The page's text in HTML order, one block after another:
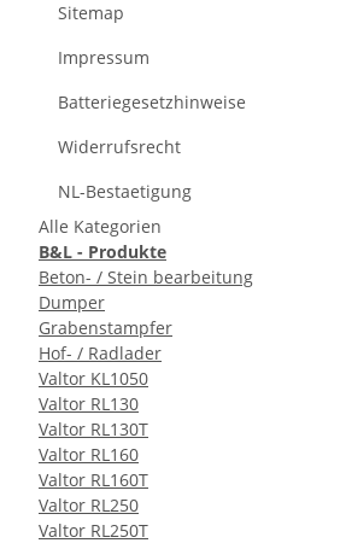
Sitemap
Impressum
Batteriegesetzhinweise
Widerrufsrecht
NL-Bestaetigung
Alle Kategorien
B&L - Produkte
Beton- / Stein bearbeitung
Dumper
Grabenstampfer
Hof- / Radlader
Valtor KL1050
Valtor RL130
Valtor RL130T
Valtor RL160
Valtor RL160T
Valtor RL250
Valtor RL250T